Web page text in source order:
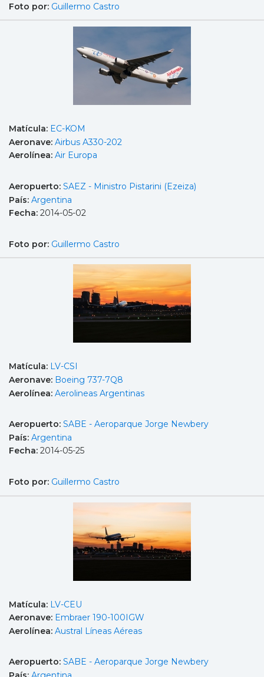
Foto por: Guillermo Castro
Matícula: EC-KOM
Aeronave: Airbus A330-202
Aerolínea: Air Europa
Aeropuerto: SAEZ - Ministro Pistarini (Ezeiza)
País: Argentina
Fecha: 2014-05-02
Foto por: Guillermo Castro
Matícula: LV-CSI
Aeronave: Boeing 737-7Q8
Aerolínea: Aerolineas Argentinas
Aeropuerto: SABE - Aeroparque Jorge Newbery
País: Argentina
Fecha: 2014-05-25
Foto por: Guillermo Castro
Matícula: LV-CEU
Aeronave: Embraer 190-100IGW
Aerolínea: Austral Líneas Aéreas
Aeropuerto: SABE - Aeroparque Jorge Newbery